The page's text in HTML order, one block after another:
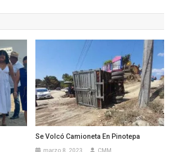
Se Volcó Camioneta En Pinotepa